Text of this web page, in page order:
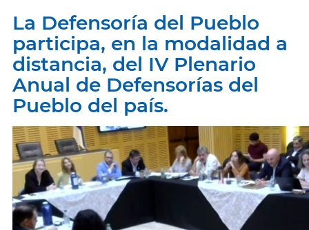
La Defensoría del Pueblo
participa, en la modalidad a
distancia, del IV Plenario
Anual de Defensorías del
Pueblo del país.